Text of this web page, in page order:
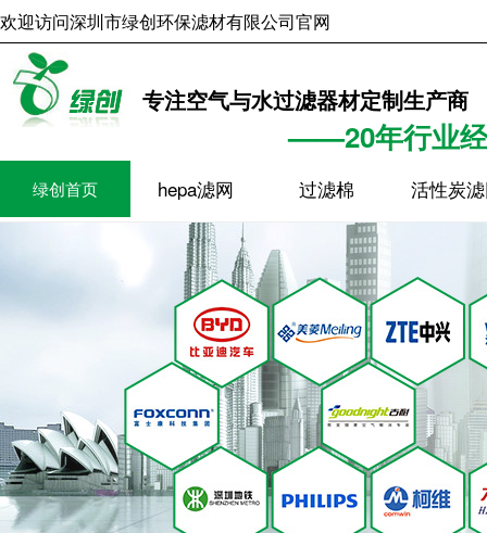
2026年8月7日
欢迎访问深圳市绿创环保滤材有限公司官网
绿创首页 hepa滤网 过滤棉 活性炭
专注空气与水过滤器材定制生产商
——20年行业